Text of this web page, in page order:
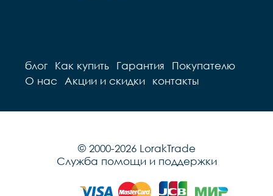
блог Как купить Гарантия
Покупателю
О нас
Акции и скидки контакты
© 2000-2026 LorakTrade
Служба помощи и поддержки